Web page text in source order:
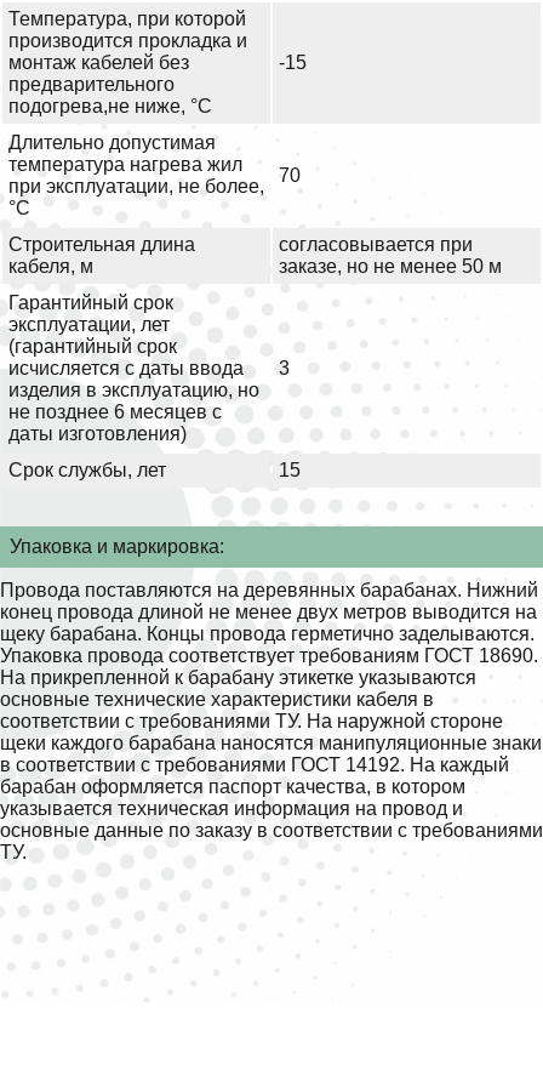
Температура, при которой
производится прокладка и
монтаж кабелей без
предварительного
подогрева,не ниже, °С
-15
Длительно допустимая
температура нагрева жил
при эксплуатации, не более,
°С
70
Строительная длина
кабеля, м
согласовывается при
заказе, но не менее 50 м
Гарантийный срок
эксплуатации, лет
(гарантийный срок
исчисляется с даты ввода
изделия в эксплуатацию, но
не позднее 6 месяцев с
даты изготовления)
3
Срок службы, лет 15
Упаковка и маркировка:
Провода поставляются на деревянных барабанах. Нижний
конец провода длиной не менее двух метров выводится на
щеку барабана. Концы провода герметично заделываются.
Упаковка провода соответствует требованиям ГОСТ 18690.
На прикрепленной к барабану этикетке указываются
основные технические характеристики кабеля в
соответствии с требованиями ТУ. На наружной стороне
щеки каждого барабана наносятся манипуляционные знаки
в соответствии с требованиями ГОСТ 14192. На каждый
барабан оформляется паспорт качества, в котором
указывается техническая информация на провод и
основные данные по заказу в соответствии с требованиями
ТУ.